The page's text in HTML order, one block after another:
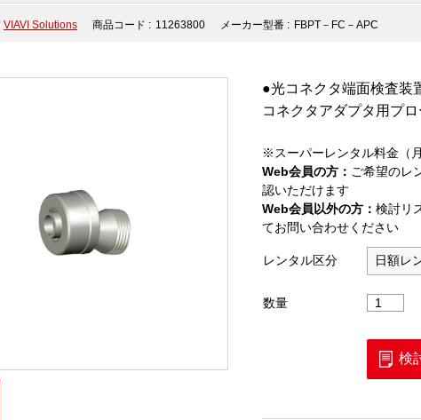
VIAVI Solutions 商品コード : 11263800 メーカー型番 : FBPT－FC－APC
●光コネクタ端面検査装
コネクタアダプタ用プロ
※スーパーレンタル料金（
Web会員の方： ご希望のレ
認いただけます
Web会員以外の方： 検討リ
てお問い合わせください
レンタル区分
数量
FC
ネ
タ
検